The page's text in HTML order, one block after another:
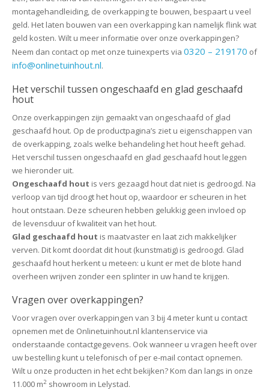
montagehandleiding, de overkapping te bouwen, bespaart u veel
geld. Het laten bouwen van een overkapping kan namelijk flink wat
geld kosten. Wilt u meer informatie over onze overkappingen?
Neem dan contact op met onze tuinexperts via 0320 – 219170 of
info@onlinetuinhout.nl.
Het verschil tussen ongeschaafd en glad geschaafd
hout
Onze overkappingen zijn gemaakt van ongeschaafd of glad
geschaafd hout. Op de productpagina’s ziet u eigenschappen van
de overkapping, zoals welke behandeling het hout heeft gehad.
Het verschil tussen ongeschaafd en glad geschaafd hout leggen
we hieronder uit.
Ongeschaafd hout is vers gezaagd hout dat niet is gedroogd. Na
verloop van tijd droogt het hout op, waardoor er scheuren in het
hout ontstaan. Deze scheuren hebben gelukkig geen invloed op
de levensduur of kwaliteit van het hout.
Glad geschaafd hout is maatvaster en laat zich makkelijker
verven. Dit komt doordat dit hout (kunstmatig) is gedroogd. Glad
geschaafd hout herkent u meteen: u kunt er met de blote hand
overheen wrijven zonder een splinter in uw hand te krijgen.
Vragen over overkappingen?
Voor vragen over overkappingen van 3 bij 4 meter kunt u contact
opnemen met de Onlinetuinhout.nl klantenservice via
onderstaande contactgegevens. Ook wanneer u vragen heeft over
uw bestelling kunt u telefonisch of per e-mail contact opnemen.
Wilt u onze producten in het echt bekijken? Kom dan langs in onze
11.000 m2 showroom in Lelystad.